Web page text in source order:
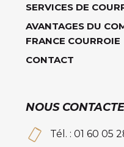
SERVICES DE
AVANTAGES DU
FRANCE COURROIE
CONTACT
NOUS
Tél. : 01 60 05